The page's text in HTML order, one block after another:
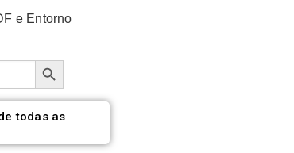
e Entorno
Botão de pesquisa
todas as